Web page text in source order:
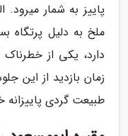
پاییز به شمار میرود.
ملخ به دلیل پرتگاه
دارد، یکی از
زمان بازدید از این
طبیعت گردی پاییزانه